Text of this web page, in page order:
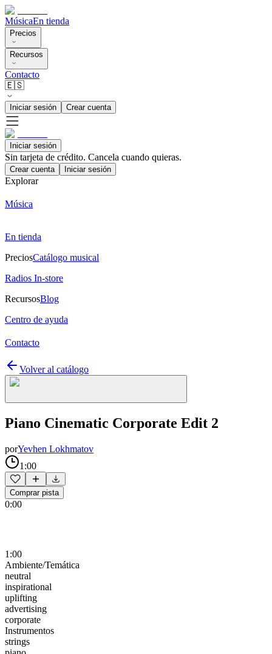
MúsicaEn tienda
Precios
Recursos
Contacto
🇪🇸
Iniciar sesión Crear cuenta
Iniciar sesión
Sin tarjeta de crédito. Cancela cuando quieras.
Crear cuenta Iniciar sesión
Explorar
Música
En tienda
PreciosCatálogo musical
Radios In-store
RecursosBlog
Centro de ayuda
Contacto
Volver al catálogo
Piano Cinematic Corporate Edit 2
porYevhen Lokhmatov
1:00
Comprar pista
0:00
1:00
Ambiente/Temática
neutral
inspirational
uplifting
advertising
corporate
Instrumentos
strings